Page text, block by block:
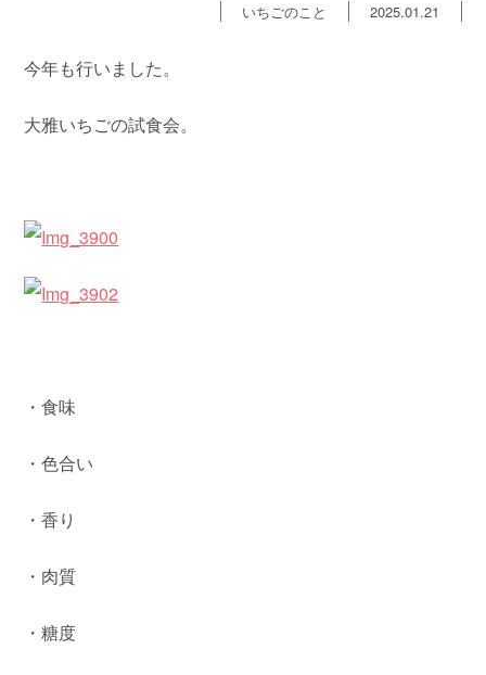
いちごのこと 2025.01.21
今年も行いました。
大雅いちごの試食会。
・食味
・色合い
・香り
・肉質
・糖度